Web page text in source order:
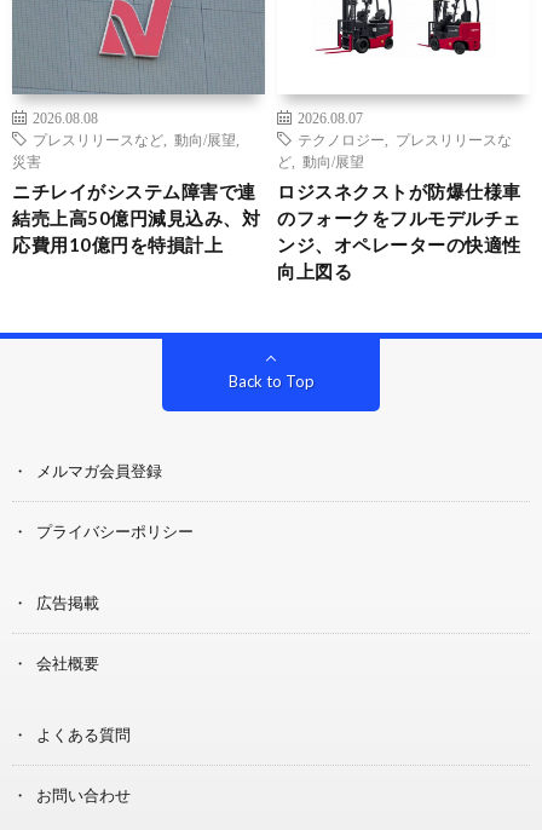
2026.08.08
プレスリリースなど
動向/展望
災害
ニチレイがシステム障害で連
結売上高50億円減見込み、対
応費用10億円を特損計上
2026.08.07
テクノロジー
プレスリリースな
ど
動向/展望
ロジスネクストが防爆仕様車
のフォークをフルモデルチェ
ンジ、オペレーターの快適性
向上図る
Back to Top
メルマガ会員登録
プライバシーポリシー
広告掲載
会社概要
よくある質問
お問い合わせ